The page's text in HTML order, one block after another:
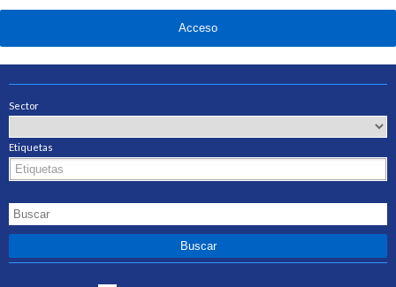
Acceso
Sector
Etiquetas